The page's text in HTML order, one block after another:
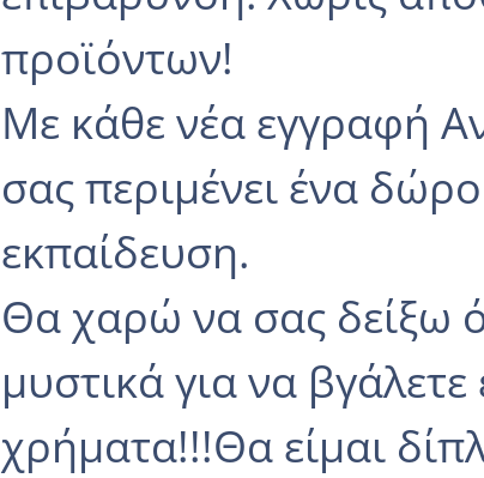
προϊόντων!
Με κάθε νέα εγγραφή
σας περιμένει ένα
εκπαίδευση.
Θα χαρώ να σας δείξω
μυστικά για να
χρήματα!!!Θα είμαι